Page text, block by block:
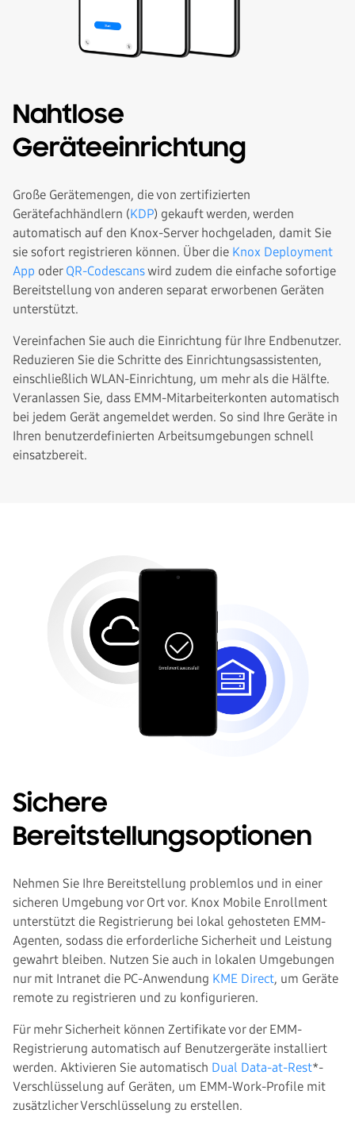
Nahtlose
Geräteeinrichtung
Große Gerätemengen, die von zertifizierten
Gerätefachhändlern (KDP) gekauft werden, werden
automatisch auf den Knox-Server hochgeladen, damit Sie
sie sofort registrieren können. Über die Knox Deployment
App oder QR-Codescanswird zudem die einfache sofortige
Bereitstellung von anderen separat erworbenen Geräten
unterstützt.
Vereinfachen Sie auch die Einrichtung für Ihre Endbenutzer.
Reduzieren Sie die Schritte des Einrichtungsassistenten,
einschließlich WLAN-Einrichtung, um mehr als die Hälfte.
Veranlassen Sie, dass EMM-Mitarbeiterkonten automatisch
bei jedem Gerät angemeldet werden. So sind Ihre Geräte in
Ihren benutzerdefinierten Arbeitsumgebungen schnell
einsatzbereit.
Sichere
Bereitstellungsoptionen
Nehmen Sie Ihre Bereitstellung problemlos und in einer
sicheren Umgebung vor Ort vor. Knox Mobile Enrollment
unterstützt die Registrierung bei lokal gehosteten EMM-
Agenten, sodass die erforderliche Sicherheit und Leistung
gewahrt bleiben. Nutzen Sie auch in lokalen Umgebungen
nur mit Intranet die PC-Anwendung KME Direct, um Geräte
remote zu registrieren und zu konfigurieren.
Für mehr Sicherheit können Zertifikate vor der EMM-
Registrierung automatisch auf Benutzergeräte installiert
werden. Aktivieren Sie automatisch Dual Data-at-Rest*-
Verschlüsselung auf Geräten, um EMM-Work-Profile mit
zusätzlicher Verschlüsselung zu erstellen.